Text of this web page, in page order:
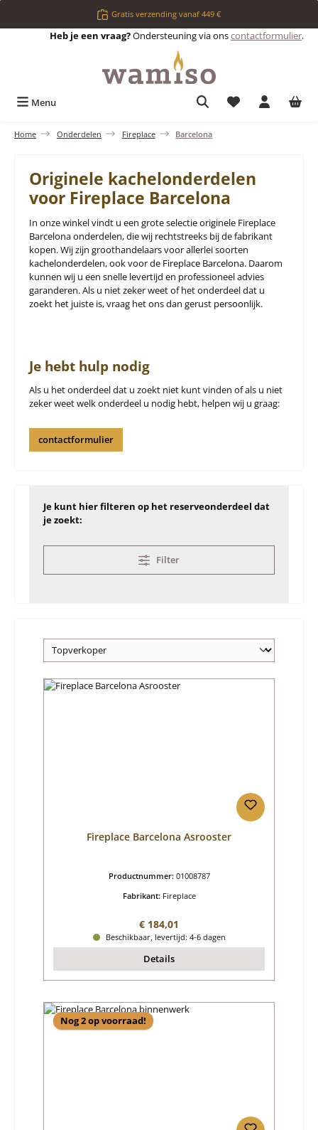
Ga naar de hoofdinhoudGratis verzending vanaf 449 €
Heb je een vraag?Ondersteuning via onscontactformulier.
Menu Je hebt 0 items
Home Onderdelen Fireplace Barcelona
Originele kachelonderdelen
voor Fireplace Barcelona
In onze winkel vindt u een grote selectie originele Fireplace
Barcelona onderdelen, die wij rechtstreeks bij de fabrikant
kopen. Wij zijn groothandelaars voor allerlei soorten
kachelonderdelen, ook voor de Fireplace Barcelona. Daarom
kunnen wij u een snelle levertijd en professioneel advies
garanderen. Als u niet zeker weet of het onderdeel dat u
zoekt het juiste is, vraag het ons dan gerust persoonlijk.
Je hebt hulp nodig
Als u het onderdeel dat u zoekt niet kunt vinden of als u niet
zeker weet welk onderdeel u nodig hebt, helpen wij u graag:
contactformulier
Je kunt hier filteren op het reserveonderdeel dat
je zoekt:
Filter
Fireplace Barcelona Asrooster
Productnummer: 01008787
Fabrikant: Fireplace
Normale prijs:
€ 184,01
Beschikbaar, levertijd: 4-6 dagen
Details
Nog 2 op voorraad!